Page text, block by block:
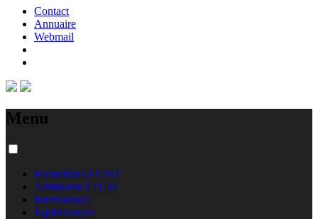
Contact
Annuaire
Webmail
Menu
Formations à l'USJ
Admission à l'USJ
International
Équivalences